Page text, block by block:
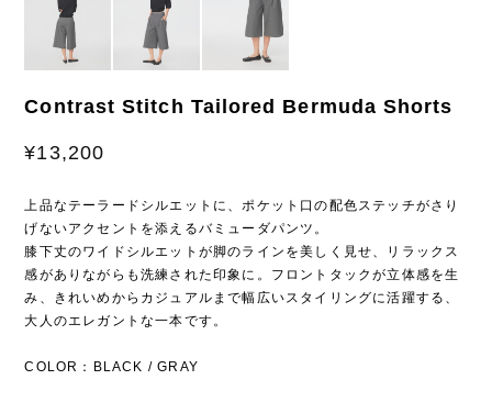
Contrast Stitch Tailored Bermuda Shorts
¥13,200
上品なテーラードシルエットに、ポケット口の配色ステッチがさり
げないアクセントを添えるバミューダパンツ。
膝下丈のワイドシルエットが脚のラインを美しく見せ、リラックス
感がありながらも洗練された印象に。フロントタックが立体感を生
み、きれいめからカジュアルまで幅広いスタイリングに活躍する、
大人のエレガントな一本です。
COLOR：BLACK / GRAY